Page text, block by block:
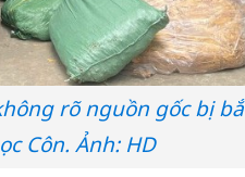
rõ nguồn gốc bị
Côn. Ảnh: HD